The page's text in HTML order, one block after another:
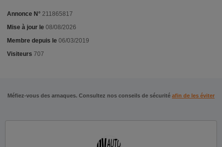
Annonce N° 211865817
Mise à jour le 08/08/2026
Membre depuis le 06/03/2019
Visiteurs 707
Méfiez-vous des arnaques. Consultez nos conseils de sécurité afin de les éviter